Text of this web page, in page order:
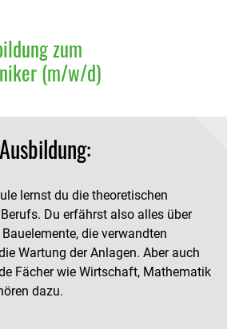
zum
(m/w/d)
lernst du die theoretischen
Du erfährst also alles über
die verwandten
Wartung der Anlagen. Aber auch
Fächer wie Wirtschaft, Mathematik
dazu.